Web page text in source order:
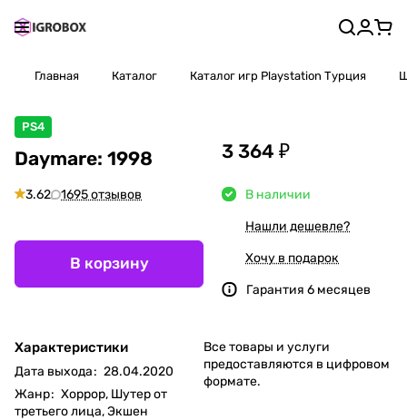
Главная Каталог Каталог игр Playstation Турция
PS4
Daymare: 1998
3.62 1695 отзывов
В корзину
Характеристики
Дата выхода: 28.04.2020
Жанр: Хоррор, Шутер от
третьего лица, Экшен
3 364 ₽
В наличии
Нашли дешевле?
Хочу в подарок
Гарантия 6 месяцев
Все товары и услуги
предоставляются в цифровом
формате.